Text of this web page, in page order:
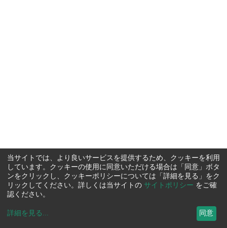
当サイトでは、より良いサービスを提供するため、クッキーを利用
しています。クッキーの使用に同意いただける場合は「同意」ボタ
ンをクリックし、クッキーポリシーについては「詳細を見る」をク
リックしてください。詳しくは当サイトの サイトポリシー をご確
認ください。
詳細を見る ... 同意